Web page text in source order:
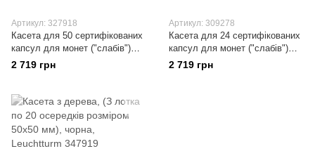
Артикул: 327918
Касета для 50 сертифікованих
капсул для монет ("слабів")
Leuchtturm MSLBOX50
2 719 грн
Артикул: 309278
Касета для 24 сертифікованих
капсул для монет ("слабів")
Leuchtturm HMK3T24USK
2 719 грн